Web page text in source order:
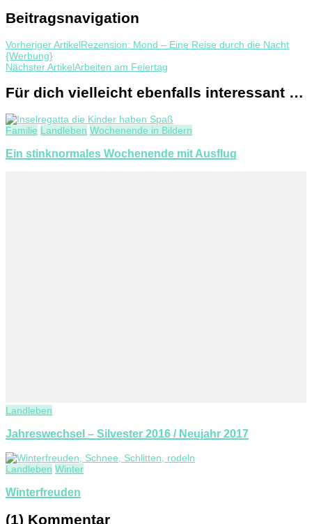
Beitragsnavigation
Vorheriger ArtikelRezension: Mond – Eine Reise durch die Nacht
{Werbung}
Nächster ArtikelArbeiten am Feiertag
Für dich vielleicht ebenfalls interessant …
Familie Landleben Wochenende in Bildern
Ein stinknormales Wochenende mit Ausflug
Landleben
Jahreswechsel – Silvester 2016 / Neujahr 2017
Landleben Winter
Winterfreuden
(1) Kommentar